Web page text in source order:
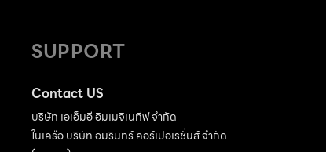
SUPPORT
Contact US
บริษัท เอเอ็มอี อิมเมจิเนทีฟ จำกัด
ในเครือ บริษัท อมรินทร์ คอร์เปอเรชั่นส์ จำกัด